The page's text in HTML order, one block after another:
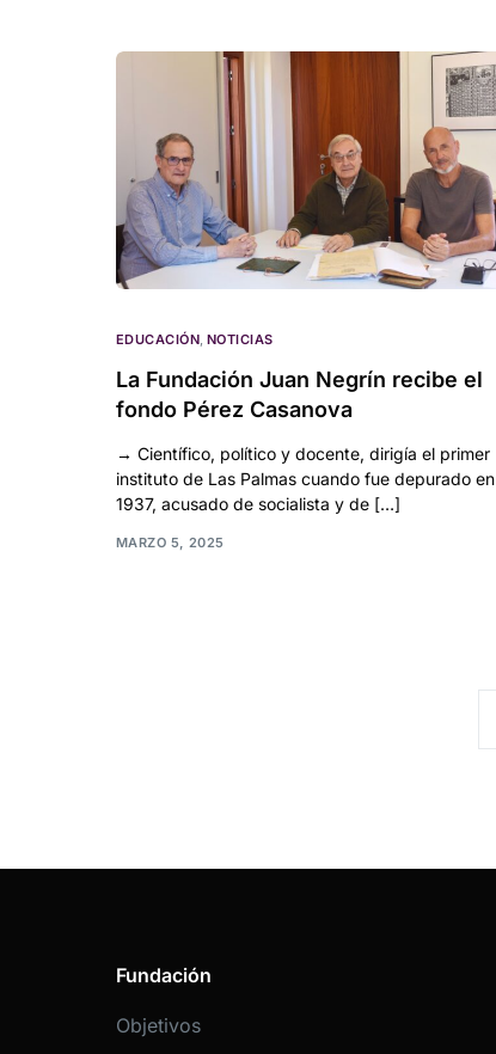
EDUCACIÓN, NOTICIAS
La Fundación Juan Negrín recibe el
fondo Pérez Casanova
→ Científico, político y docente, dirigía el primer
instituto de Las Palmas cuando fue depurado en
1937, acusado de socialista y de […]
MARZO 5, 2025
Fundación
Objetivos